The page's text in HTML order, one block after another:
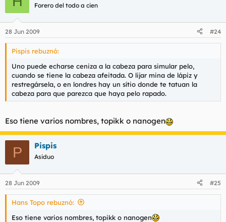
Forero del todo a cien
28 Jun 2009 #24
Pispis rebuznó:
Uno puede echarse ceniza a la cabeza para simular pelo,
cuando se tiene la cabeza afeitada. O lijar mina de lápiz y
restregársela, o en londres hay un sítio donde te tatuan la
cabeza para que parezca que haya pelo rapado.
Eso tiene varios nombres, topikk o nanogen
P Pispis
Asiduo
28 Jun 2009 #25
Hans Topo rebuznó:
Eso tiene varios nombres, topikk o nanogen